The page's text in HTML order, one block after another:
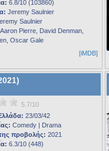
6.8/10 (103860)
Jeremy Saulnier
Saulnier
Aaron Pierre, David Denman,
Oscar Gale
[iMDB]
5.7/10
23/03/42
Comedy | Drama
προβολής: 2021
6.3/10 (448)